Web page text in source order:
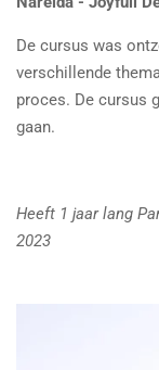
De cursus was
verschillende
proces. De cursus
gaan.
Heeft 1 jaar lang
2023